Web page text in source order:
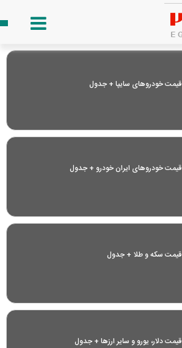
قیمت خودرو‌های سایپا + جدول
قیمت خودرو‌های ایران خودرو + جدول
قیمت سکه و طلا + جدول
قیمت دلار، یورو و سایر ارز‌ها + جدول